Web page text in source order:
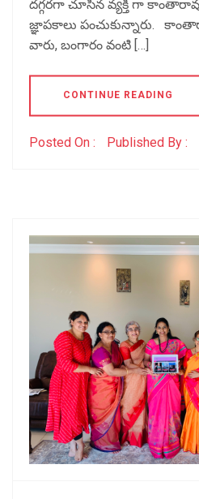
దగ్గరగా చూసిన వ్యక్తి గా
జ్ఞాపకాలు పంచుకున్నారు.
వారు, బంగారం వంటి […]
CONTINUE READING
Posted On : Published By :